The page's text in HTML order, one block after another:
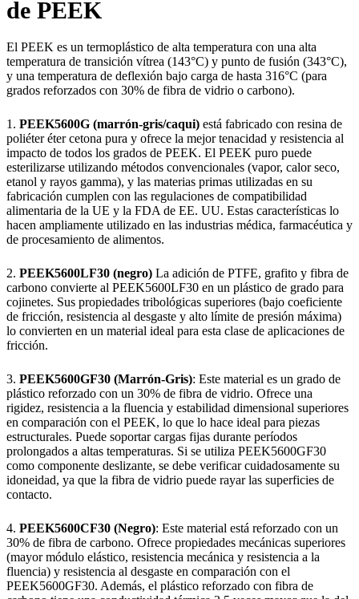
de PEEK
El PEEK es un termoplástico de alta temperatura con una alta
temperatura de transición vítrea (143°C) y punto de fusión (343°C),
y una temperatura de deflexión bajo carga de hasta 316°C (para
grados reforzados con 30% de fibra de vidrio o carbono).
1. PEEK5600G (marrón-gris/caqui) está fabricado con resina de
poliéter éter cetona pura y ofrece la mejor tenacidad y resistencia al
impacto de todos los grados de PEEK. El PEEK puro puede
esterilizarse utilizando métodos convencionales (vapor, calor seco,
etanol y rayos gamma), y las materias primas utilizadas en su
fabricación cumplen con las regulaciones de compatibilidad
alimentaria de la UE y la FDA de EE. UU. Estas características lo
hacen ampliamente utilizado en las industrias médica, farmacéutica y
de procesamiento de alimentos.
2. PEEK5600LF30 (negro) La adición de PTFE, grafito y fibra de
carbono convierte al PEEK5600LF30 en un plástico de grado para
cojinetes. Sus propiedades tribológicas superiores (bajo coeficiente
de fricción, resistencia al desgaste y alto límite de presión máxima)
lo convierten en un material ideal para esta clase de aplicaciones de
fricción.
3. PEEK5600GF30 (Marrón-Gris): Este material es un grado de
plástico reforzado con un 30% de fibra de vidrio. Ofrece una
rigidez, resistencia a la fluencia y estabilidad dimensional superiores
en comparación con el PEEK, lo que lo hace ideal para piezas
estructurales. Puede soportar cargas fijas durante períodos
prolongados a altas temperaturas. Si se utiliza PEEK5600GF30
como componente deslizante, se debe verificar cuidadosamente su
idoneidad, ya que la fibra de vidrio puede rayar las superficies de
contacto.
4. PEEK5600CF30 (Negro): Este material está reforzado con un
30% de fibra de carbono. Ofrece propiedades mecánicas superiores
(mayor módulo elástico, resistencia mecánica y resistencia a la
fluencia) y resistencia al desgaste en comparación con el
PEEK5600GF30. Además, el plástico reforzado con fibra de